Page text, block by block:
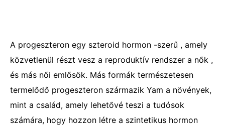
A progeszteron egy szteroid hormon -szerű , amely
közvetlenül részt vesz a reproduktív rendszer a nők ,
és más női emlősök. Más formák természetesen
termelődő progeszteron származik Yam a növények,
mint a család, amely lehetővé teszi a tudósok
számára, hogy hozzon létre a szintetikus hormon